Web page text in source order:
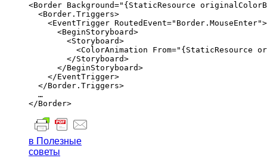
<Border Background="{StaticResource
  <Border.Triggers>
    <EventTrigger RoutedEvent="Border.MouseEnter">
      <BeginStoryboard>
        <Storyboard>
<ColorAnimation From="{StaticResource
        </Storyboard>
      </BeginStoryboard>
    </EventTrigger>
  </Border.Triggers>
  …
в Полезные
советы